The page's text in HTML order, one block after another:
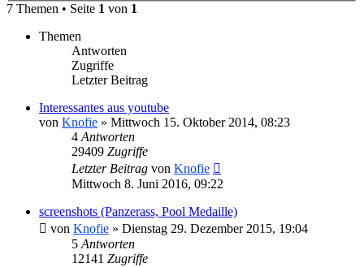
7 Themen • Seite 1 von 1
Themen
Antworten
Zugriffe
Letzter Beitrag
Interessantes aus youtube
von Knofie » Mittwoch 15. Oktober 2014, 08:23
4 Antworten
29409 Zugriffe
Letzter Beitrag von Knofie
Mittwoch 8. Juni 2016, 09:22
screenshots (Panzerass, Pool Medaille)
von Knofie » Dienstag 29. Dezember 2015, 19:04
5 Antworten
12141 Zugriffe